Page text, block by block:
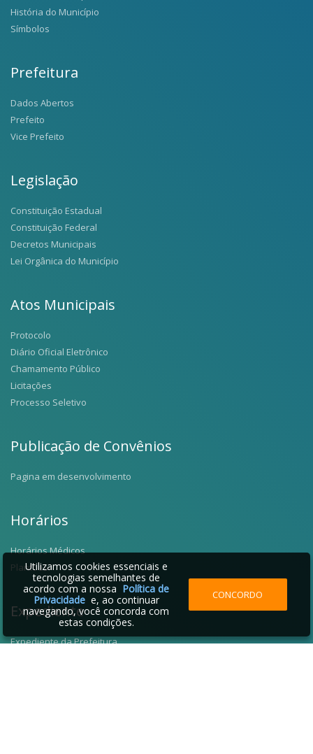
História do Município
Símbolos
Prefeitura
Dados Abertos
Prefeito
Vice Prefeito
Legislação
Constituição Estadual
Constituição Federal
Decretos Municipais
Lei Orgânica do Município
Atos Municipais
Protocolo
Diário Oficial Eletrônico
Chamamento Público
Licitações
Processo Seletivo
Publicação de Convênios
Pagina em desenvolvimento
Horários
Horários Médicos
Plantões
Expediente
Expediente da Prefeitura
Utilizamos cookies essenciais e
tecnologias semelhantes de
acordo com a nossa Política de
Privacidadee, ao continuar
navegando, você concorda com
estas condições.
CONCORDO